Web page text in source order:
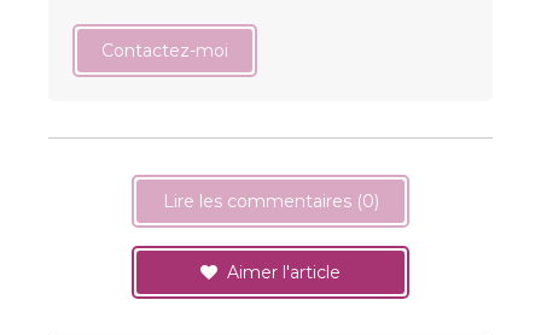
Contactez-moi
Lire les commentaires (0)
Aimer l'article